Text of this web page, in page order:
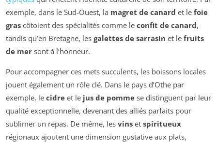
exemple, dans le Sud-Ouest, la magret de canard et le foie
gras côtoient des spécialités comme le confit de canard,
tandis qu’en Bretagne, les galettes de sarrasin et le fruits
de mer sont à l’honneur.
Pour accompagner ces mets succulents, les boissons locales
jouent également un rôle clé. Dans le pays d’Othe par
exemple, le cidre et le jus de pomme se distinguent par leur
qualité exceptionnelle, devenant des alliés parfaits pour
sublimer un repas. De même, les vins et spiritueux
régionaux ajoutent une dimension gustative aux plats,